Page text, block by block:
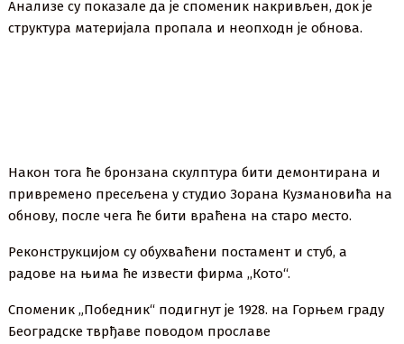
Анализе су показале да је споменик накривљен, док је
структура материјала пропала и неопходн је обнова.
Након тога ће бронзана скулптура бити демонтирана и
привремено пресељена у студио Зорана Кузмановића на
обнову, после чега ће бити враћена на старо место.
Реконструкцијом су обухваћени постамент и стуб, а
радове на њима ће извести фирма ,,Кото“.
Споменик „Победник“ подигнут је 1928. на Горњем граду
Београдске тврђаве поводом прославе